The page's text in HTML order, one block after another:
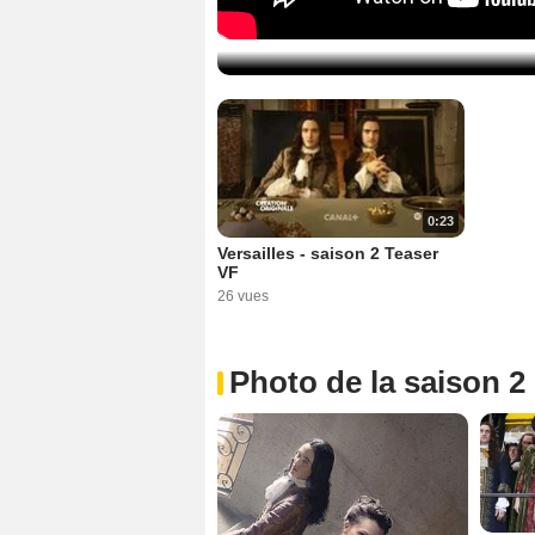
0:23
Versailles - saison 2 Teaser
VF
26 vues
Photo de la saison 2